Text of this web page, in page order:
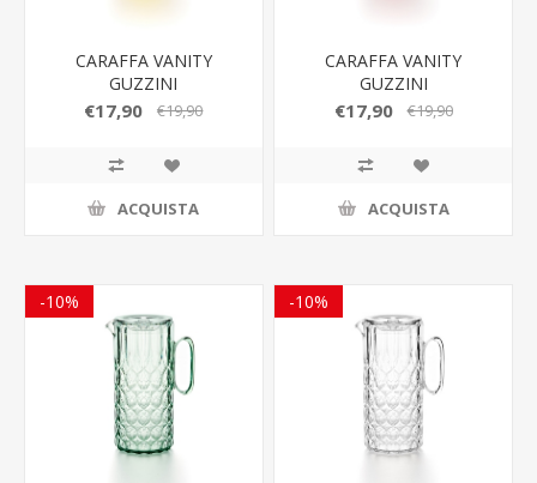
CARAFFA VANITY
GUZZINI
€17,90 €19,90
ACQUISTA
CARAFFA VANITY
GUZZINI
€17,90 €19,90
ACQUISTA
-10% -10%